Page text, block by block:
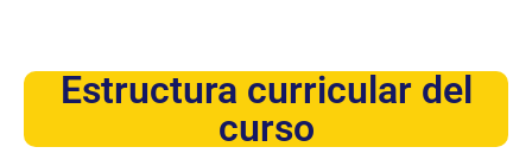
Estructura curricular del
curso